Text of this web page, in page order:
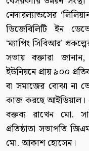
নেদারল্যান্ডসের
ডিজেবিলিটি ইন
‘ম্যাপিং সিবিআর’
সভায় বক্তারা
ইউনিয়নে প্রায় ৯০০
বা সমাজের বোঝা না
কাজ করছে আইডিয়াল।
বক্তব্য রাখেন মো.
প্রতিষ্ঠাতা সভাপতি
মো. আকাশ হোসেন।